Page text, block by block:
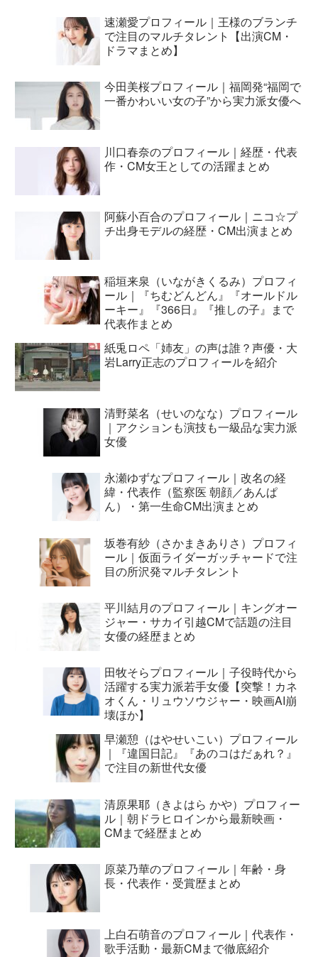
速瀬愛プロフィール｜王様のブランチ
で注目のマルチタレント【出演CM・
ドラマまとめ】
今田美桜プロフィール｜福岡発“福岡で
一番かわいい女の子”から実力派女優へ
川口春奈のプロフィール｜経歴・代表
作・CM女王としての活躍まとめ
阿蘇小百合のプロフィール｜ニコ☆プ
チ出身モデルの経歴・CM出演まとめ
稲垣来泉（いながきくるみ）プロフィ
ール｜『ちむどんどん』『オールドル
ーキー』『366日』『推しの子』まで
代表作まとめ
紙兎ロペ「姉友」の声は誰？声優・大
岩Larry正志のプロフィールを紹介
清野菜名（せいのなな）プロフィール
｜アクションも演技も一級品な実力派
女優
永瀬ゆずなプロフィール｜改名の経
緯・代表作（監察医 朝顔／あんぱ
ん）・第一生命CM出演まとめ
坂巻有紗（さかまきありさ）プロフィ
ール｜仮面ライダーガッチャードで注
目の所沢発マルチタレント
平川結月のプロフィール｜キングオー
ジャー・サカイ引越CMで話題の注目
女優の経歴まとめ
田牧そらプロフィール｜子役時代から
活躍する実力派若手女優【突撃！カネ
オくん・リュウソウジャー・映画AI崩
壊ほか】
早瀬憩（はやせいこい）プロフィール
｜『違国日記』『あのコはだぁれ？』
で注目の新世代女優
清原果耶（きよはら かや）プロフィー
ル｜朝ドラヒロインから最新映画・
CMまで経歴まとめ
原菜乃華のプロフィール｜年齢・身
長・代表作・受賞歴まとめ
上白石萌音のプロフィール｜代表作・
歌手活動・最新CMまで徹底紹介